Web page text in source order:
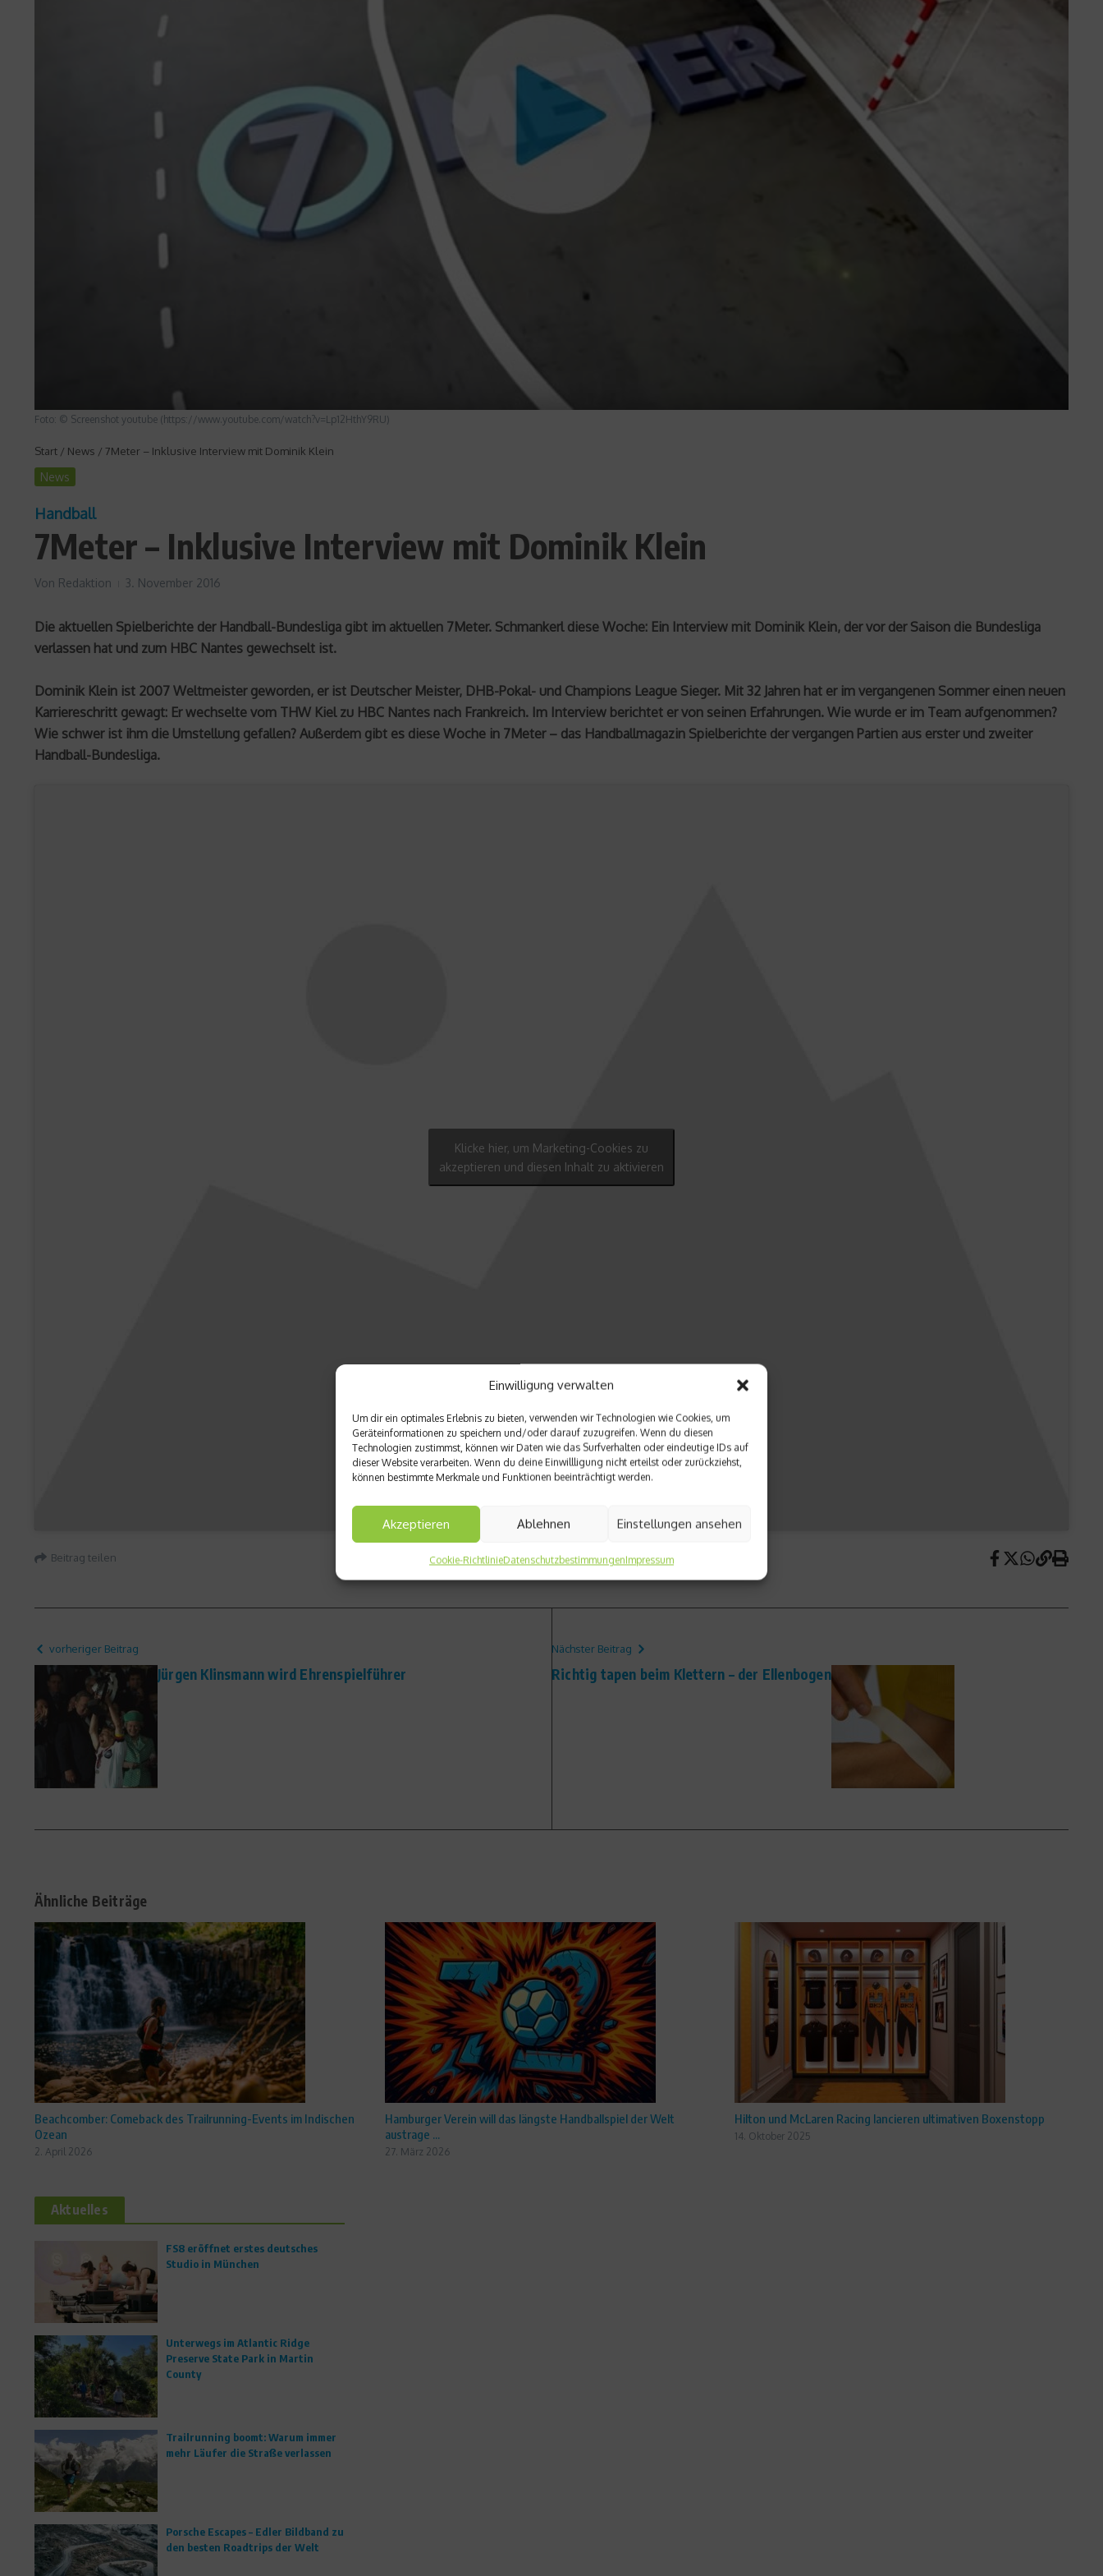
Einwilligung verwalten
Um dir ein optimales Erlebnis zu bieten, verwenden wir Technologien wie Cookies, um
Geräteinformationen zu speichern und/oder darauf zuzugreifen. Wenn du diesen
Technologien zustimmst, können wir Daten wie das Surfverhalten oder eindeutige IDs auf
dieser Website verarbeiten. Wenn du deine Einwillligung nicht erteilst oder zurückziehst,
können bestimmte Merkmale und Funktionen beeinträchtigt werden.
Akzeptieren Ablehnen Einstellungen ansehen
Cookie-RichtlinieDatenschutzbestimmungenImpressum
Foto: © Screenshot youtube (https://www.youtube.com/watch?v=Lp12HthY9RU)
Start / News / 7Meter – Inklusive Interview mit Dominik Klein
News
Handball
7Meter – Inklusive Interview mit Dominik Klein
Von Redaktion 3. November 2016
Die aktuellen Spielberichte der Handball-Bundesliga gibt im aktuellen 7Meter. Schmankerl diese Woche: Ein Interview mit Dominik Klein, der vor der Saison die Bundesliga
verlassen hat und zum HBC Nantes gewechselt ist.
Dominik Klein ist 2007 Weltmeister geworden, er ist Deutscher Meister, DHB-Pokal- und Champions League Sieger. Mit 32 Jahren hat er im vergangenen Sommer einen neuen
Karriereschritt gewagt: Er wechselte vom THW Kiel zu HBC Nantes nach Frankreich. Im Interview berichtet er von seinen Erfahrungen. Wie wurde er im Team aufgenommen?
Wie schwer ist ihm die Umstellung gefallen? Außerdem gibt es diese Woche in 7Meter – das Handballmagazin Spielberichte der vergangen Partien aus erster und zweiter
Handball-Bundesliga.
Klicke hier, um Marketing-Cookies zu
akzeptieren und diesen Inhalt zu aktivieren
Beitrag teilen
vorheriger Beitrag
Jürgen Klinsmann wird Ehrenspielführer
Nächster Beitrag
Richtig tapen beim Klettern – der Ellenbogen
Ähnliche Beiträge
Beachcomber: Comeback des Trailrunning-Events im Indischen
Ozean
2. April 2026
Hamburger Verein will das längste Handballspiel der Welt
austrage ...
27. März 2026
Hilton und McLaren Racing lancieren ultimativen Boxenstopp
14. Oktober 2025
Aktuelles
FS8 eröffnet erstes deutsches
Studio in München
Unterwegs im Atlantic Ridge
Preserve State Park in Martin
County
Trailrunning boomt: Warum immer
mehr Läufer die Straße verlassen
Porsche Escapes – Edler Bildband zu
den besten Roadtrips der Welt